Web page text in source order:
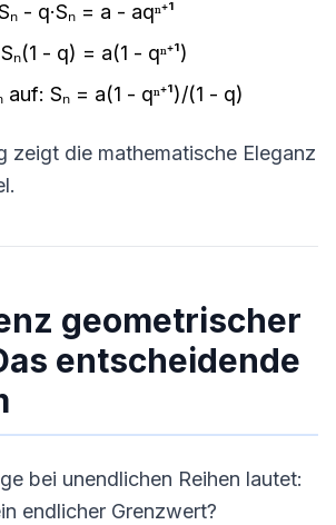
- q·Sₙ = a - aqⁿ⁺¹
- q) = a(1 - qⁿ⁺¹)
auf: Sₙ = a(1 - qⁿ⁺¹)/(1 - q)
zeigt die mathematische Eleganz
geometrischer
entscheidende
bei unendlichen Reihen lautet:
endlicher Grenzwert?